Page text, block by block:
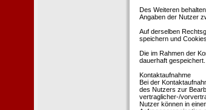
Des Weiteren
Angaben der Nutzer
Auf derselben
speichern und
Die im Rahmen der
dauerhaft gespeichert.
Kontaktaufnahme
Bei der
des Nutzers zur
vertraglicher-/
Nutzer können in